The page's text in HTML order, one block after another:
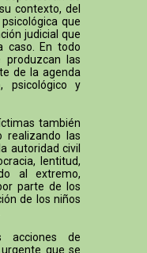
contexto, del
que
judicial que
caso. En todo
produzcan las
de la agenda
psicológico y
también
realizando las
autoridad civil
lentitud,
al extremo,
parte de los
de los niños
acciones de
que se